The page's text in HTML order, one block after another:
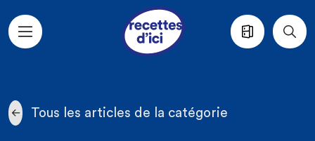
Aller au contenu principal
Tous les articles de la catégorie